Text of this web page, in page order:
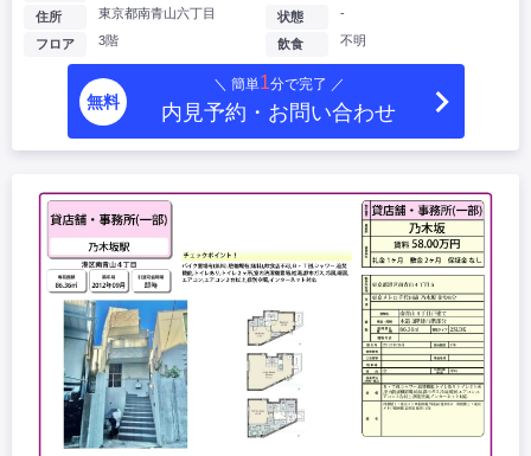
住所 東京都南青山六丁目
フロア 3階
状態 -
飲食 不明
無料
＼ 簡単1分で完了 ／
内見予約・お問い合わせ